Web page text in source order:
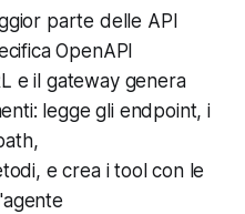
parte delle API
OpenAPI
e il gateway genera
legge gli endpoint, i
e crea i tool con le